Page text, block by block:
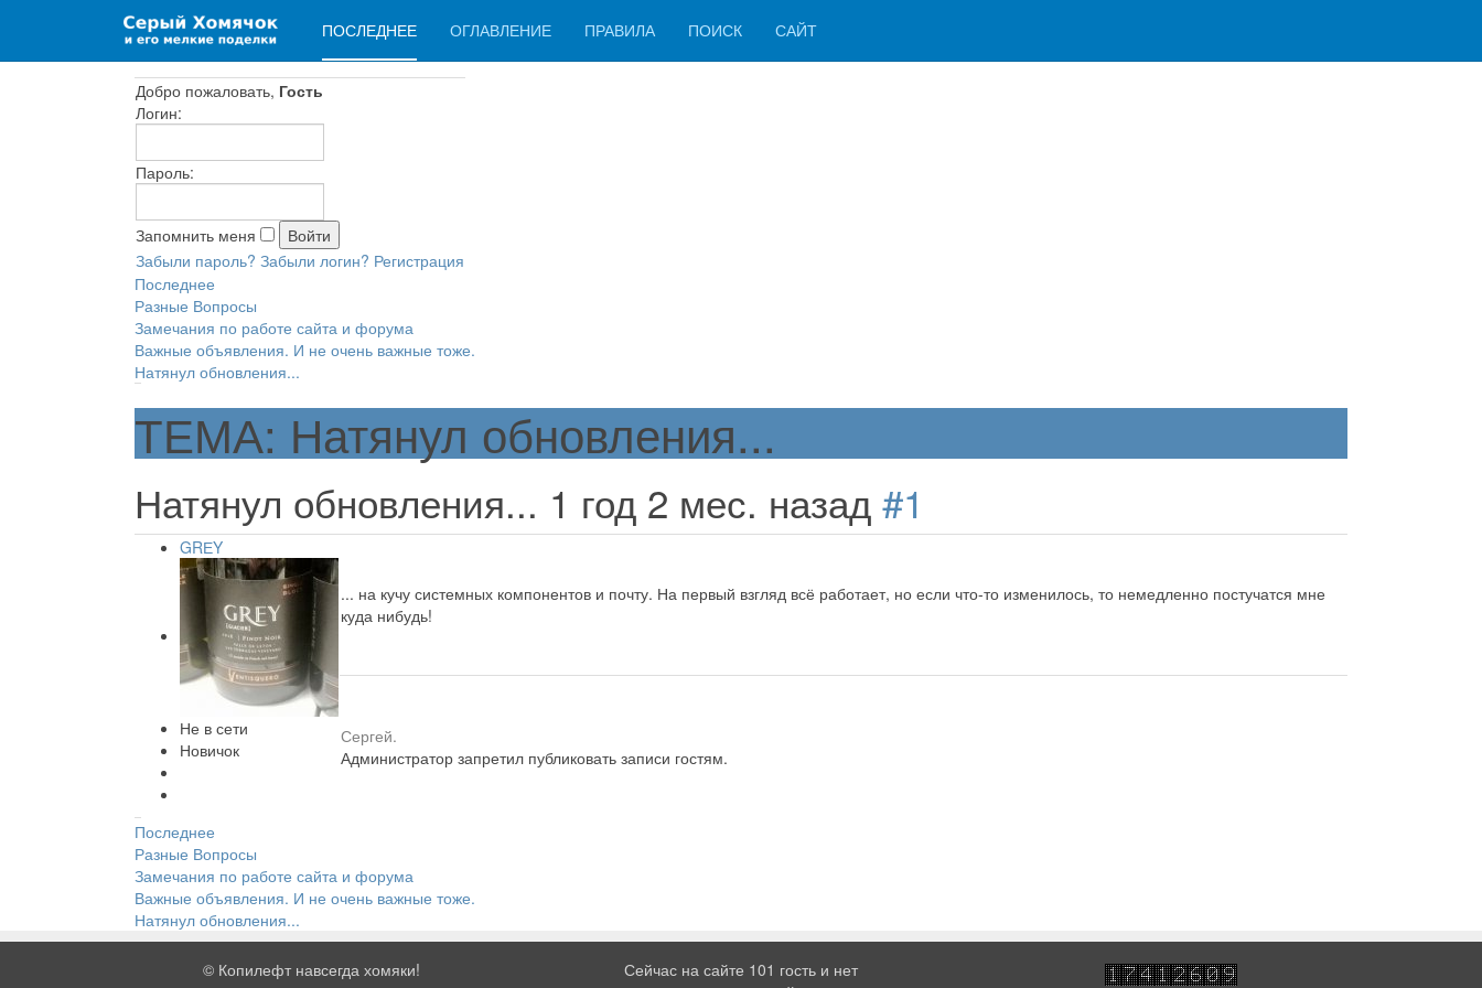
ПОСЛЕДНЕЕ ОГЛАВЛЕНИЕ ПРАВИЛА ПОИСК САЙТ
Добро пожаловать, Гость
Логин:
Пароль:
Запомнить меня
Забыли пароль? Забыли логин? Регистрация
Последнее
Разные Вопросы
Замечания по работе сайта и форума
Важные объявления. И не очень важные тоже.
Натянул обновления...
ТЕМА: Натянул обновления...
Натянул обновления... 1 год 2 мес. назад #1
GRЕY
Не в сети
Новичок
... на кучу системных компонентов и почту. На первый взгляд всё работает, но если что-то изменилось, то немедленно постучатся мне
куда нибудь!
Сергей.
Администратор запретил публиковать записи гостям.
Последнее
Разные Вопросы
Замечания по работе сайта и форума
Важные объявления. И не очень важные тоже.
Натянул обновления...
© Копилефт навсегда хомяки!
Сейчас на сайте 101 гость и нет